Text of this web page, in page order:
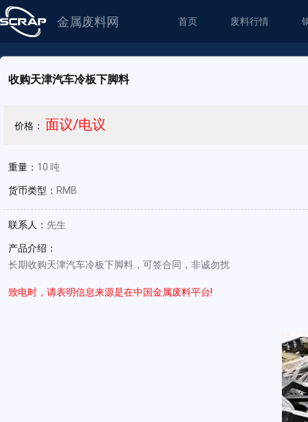
金属废料网 首页 废料行情
收购天津汽车冷板下脚料
价格： 面议/电议
重量： 10 吨
货币类型： RMB
联系人： 先生
产品介绍：
长期收购天津汽车冷板下脚料，可签合同，非诚勿扰
致电时，请表明信息来源是在中国金属废料平台!